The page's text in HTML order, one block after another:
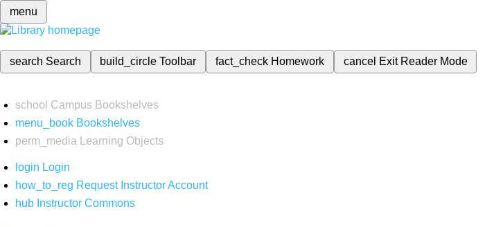
menu
search Search build_circleToolbar fact_check Homework cancel Exit Reader Mode
school Campus Bookshelves
menu_book Bookshelves
perm_media
Learning Objects
login Login
how_to_reg Request Instructor Account
hub Instructor Commons